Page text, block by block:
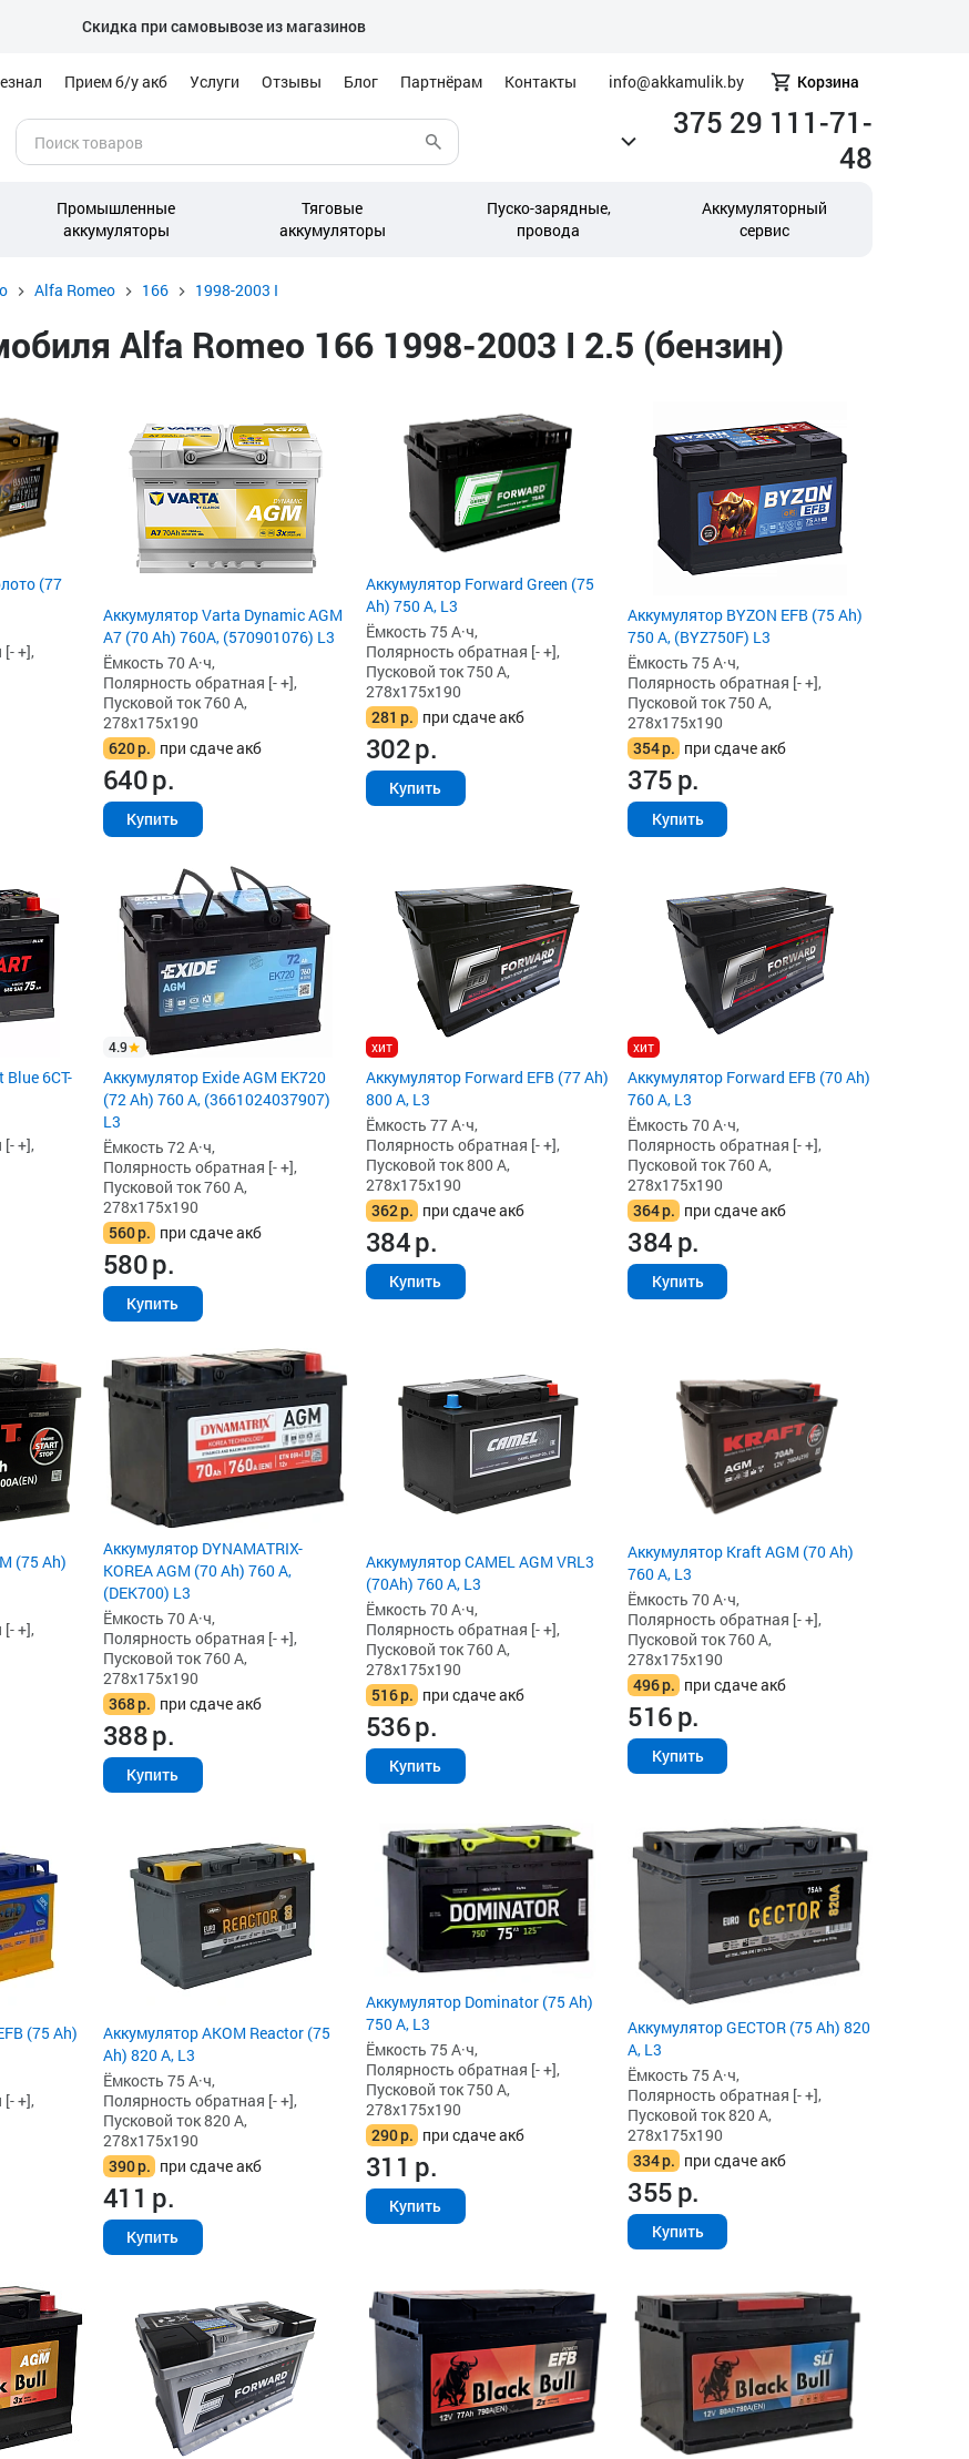
Скидка при самовывозе из магазинов
Прием б/у акб Услуги Отзывы Блог Партнёрам Контакты info@akkamulik.by Корзина
375 29 111-71-
48
Промышленные
аккумуляторы
Тяговые
аккумуляторы
Пуско-зарядные,
провода
Аккумуляторный
сервис
Alfa Romeo 166 1998-2003 I
Alfa Romeo 166 1998-2003 I 2.5 (бензин)
(77
+],
Аккумулятор Varta Dynamic AGM
A7 (70 Ah) 760A, (570901076) L3
Ёмкость 70 А·ч,
Полярность обратная [- +],
Пусковой ток 760 А,
278x175x190
620р. при сдаче акб
640р.
Купить
Аккумулятор Forward Green (75
Ah) 750 А, L3
Ёмкость 75 А·ч,
Полярность обратная [- +],
Пусковой ток 750 А,
278x175x190
281 р. при сдаче акб
302р.
Купить
Аккумулятор BYZON EFB (75 Ah)
750 А, (BYZ750F) L3
Ёмкость 75 А·ч,
Полярность обратная [- +],
Пусковой ток 750 А,
278x175x190
354р. при сдаче акб
375р.
Купить
6CT-
+],
4.9
Аккумулятор Exide AGM EK720
(72 Ah) 760 А, (3661024037907)
L3
Ёмкость 72 А·ч,
Полярность обратная [- +],
Пусковой ток 760 А,
278x175x190
560р. при сдаче акб
580р.
Купить
хит
Аккумулятор Forward EFB (77 Ah)
800 А, L3
Ёмкость 77 А·ч,
Полярность обратная [- +],
Пусковой ток 800 А,
278x175x190
362р. при сдаче акб
384р.
Купить
хит
Аккумулятор Forward EFB (70 Ah)
760 А, L3
Ёмкость 70 А·ч,
Полярность обратная [- +],
Пусковой ток 760 А,
278x175x190
364р. при сдаче акб
384р.
Купить
(75 Ah)
+],
Аккумулятор DYNAMATRIX-
KOREA AGM (70 Ah) 760 А,
(DEK700) L3
Ёмкость 70 А·ч,
Полярность обратная [- +],
Пусковой ток 760 А,
278x175x190
368р. при сдаче акб
388р.
Купить
Аккумулятор CAMEL AGM VRL3
(70Ah) 760 А, L3
Ёмкость 70 А·ч,
Полярность обратная [- +],
Пусковой ток 760 А,
278x175x190
516р. при сдаче акб
536р.
Купить
Аккумулятор Kraft AGM (70 Ah)
760 А, L3
Ёмкость 70 А·ч,
Полярность обратная [- +],
Пусковой ток 760 А,
278x175x190
496р. при сдаче акб
516р.
Купить
(75 Ah)
+],
Аккумулятор AKOM Reactor (75
Ah) 820 А, L3
Ёмкость 75 А·ч,
Полярность обратная [- +],
Пусковой ток 820 А,
278x175x190
390р. при сдаче акб
411 р.
Купить
Аккумулятор Dominator (75 Ah)
750 А, L3
Ёмкость 75 А·ч,
Полярность обратная [- +],
Пусковой ток 750 А,
278x175x190
290р. при сдаче акб
311 р.
Купить
Аккумулятор GECTOR (75 Ah) 820
А, L3
Ёмкость 75 А·ч,
Полярность обратная [- +],
Пусковой ток 820 А,
278x175x190
334р. при сдаче акб
355р.
Купить